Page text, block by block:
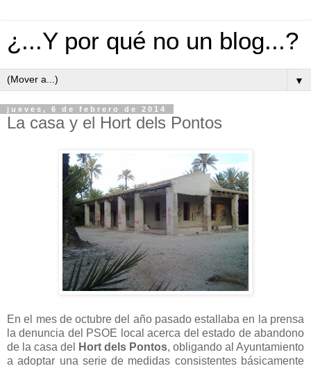
¿...Y por qué no un blog...?
▼
jueves, 6 de febrero de 2014
La casa y el Hort dels Pontos
En el mes de octubre del año pasado estallaba en la prensa
la denuncia del PSOE local acerca del estado de abandono
de la casa del
Hort dels Pontos, obligando al Ayuntamiento
a adoptar una serie de medidas consistentes básicamente